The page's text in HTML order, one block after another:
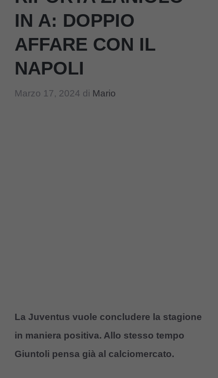
IN A: DOPPIO
AFFARE CON IL
NAPOLI
Marzo 17, 2024 di Mario
La Juventus vuole concludere la stagione
in maniera positiva. Allo stesso tempo
Giuntoli pensa già al calciomercato.